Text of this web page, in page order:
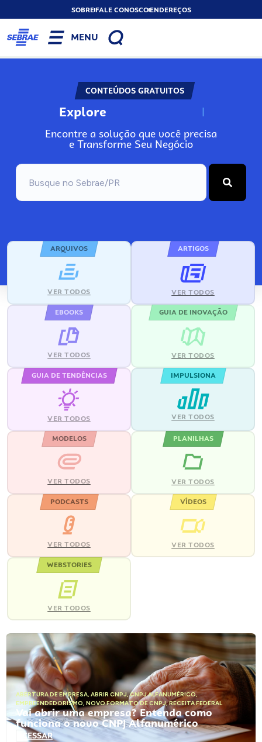
SOBREFALE CONOSCOENDEREÇOS
MENU
CONTEÚDOS GRATUITOS
Explore N
Encontre a solução que você precisa
e Transforme Seu Negócio
ARQUIVOS
VER TODOS
ARTIGOS
VER TODOS
EBOOKS
VER TODOS
GUIA DE INOVAÇÃO
VER TODOS
GUIA DE TENDÊNCIAS
VER TODOS
IMPULSIONA
VER TODOS
MODELOS
VER TODOS
PLANILHAS
VER TODOS
PODCASTS
VER TODOS
VÍDEOS
VER TODOS
WEBSTORIES
VER TODOS
ABERTURA DE EMPRESA, ABRIR CNPJ,CNPJ ALFANUMÉRICO,
EMPREENDEDORISMO, NOVO FORMATO DE CNPJ,RECEITA FEDERAL
Vai abrir uma empresa? Entenda como
funciona o novo CNPJ Alfanumérico
ACESSAR